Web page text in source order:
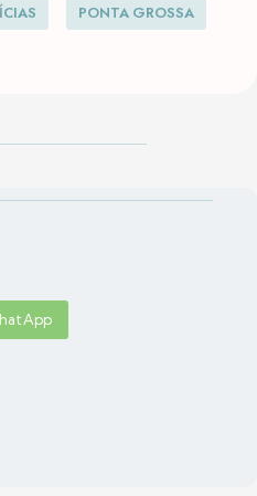
PONTA GROSSA